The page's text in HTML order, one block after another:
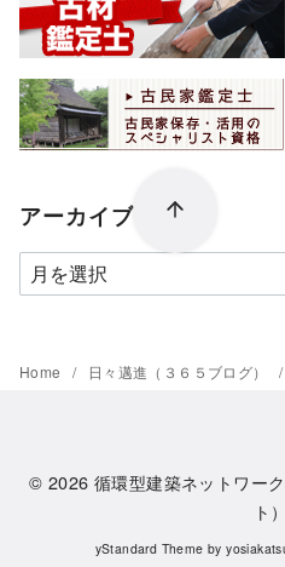
アーカイブ
ア
ー
イ
Home 日々邁進（３６５ブログ）
© 2026循環型建築ネットワー
ト）
yStandard Theme by